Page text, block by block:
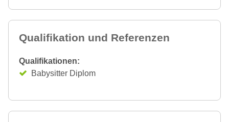
Qualifikation und Referenzen
Qualifikationen:
Babysitter Diplom